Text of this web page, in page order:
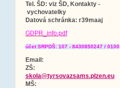
Tel. ŠD: viz ŠD, Kontakty -
vychovatelky
Datová schránka: r39maaj
GDPR_info.pdf
účet SRPDŠ: 107 - 8430850247 / 0100
Email:
ZŠ:
skola@tyrsovazsams.plzen.eu
MŠ: